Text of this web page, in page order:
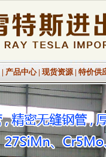
| 产品中心| 现货资源 | 特价供